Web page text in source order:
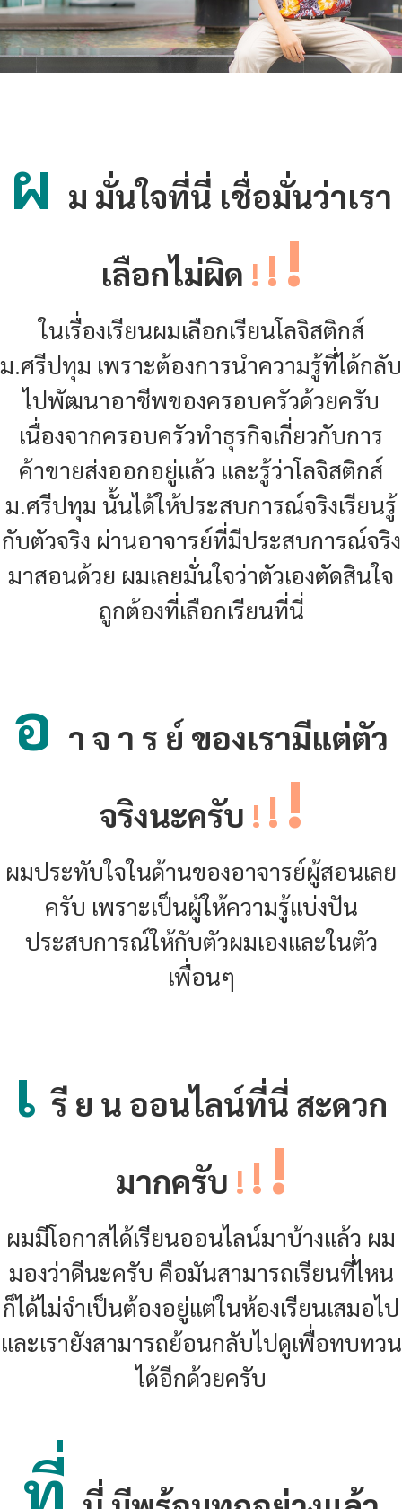
ผ ม มั่นใจที่นี่ เชื่อมั่นว่าเรา
เลือกไม่ผิด ! ! !
ในเรื่องเรียนผมเลือกเรียนโลจิสติกส์
ม.ศรีปทุม เพราะต้องการนำความรู้ที่ได้กลับ
ไปพัฒนาอาชีพของครอบครัวด้วยครับ
เนื่องจากครอบครัวทำธุรกิจเกี่ยวกับการ
ค้าขายส่งออกอยู่แล้ว และรู้ว่าโลจิสติกส์
ม.ศรีปทุม นั้นได้ให้ประสบการณ์จริงเรียนรู้
กับตัวจริง ผ่านอาจารย์ที่มีประสบการณ์จริง
มาสอนด้วย ผมเลยมั่นใจว่าตัวเองตัดสินใจ
ถูกต้องที่เลือกเรียนที่นี่
อ า จ า ร ย์ ของเรามีแต่ตัว
จริงนะครับ ! ! !
ผมประทับใจในด้านของอาจารย์ผู้สอนเลย
ครับ เพราะเป็นผู้ให้ความรู้แบ่งปัน
ประสบการณ์ให้กับตัวผมเองและในตัว
เพื่อนๆ
เรี ย น ออนไลน์ที่นี่ สะดวก
มากครับ ! ! !
ผมมีโอกาสได้เรียนออนไลน์มาบ้างแล้ว ผม
มองว่าดีนะครับ คือมันสามารถเรียนที่ไหน
ก็ได้ไม่จำเป็นต้องอยู่แต่ในห้องเรียนเสมอไป
และเรายังสามารถย้อนกลับไปดูเพื่อทบทวน
ได้อีกด้วยครับ
ที่